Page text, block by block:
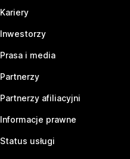
Kariery
Inwestorzy
Prasa i media
Partnerzy
Partnerzy afiliacyjni
Informacje prawne
Status usługi